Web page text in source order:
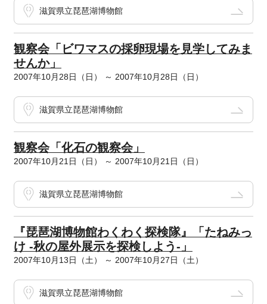
滋賀県立琵琶湖博物館
観察会「ビワマスの採卵現場を見学してみま
せんか」
2007年10月28日（日） ～ 2007年10月28日（日）
滋賀県立琵琶湖博物館
観察会「化石の観察会」
2007年10月21日（日） ～ 2007年10月21日（日）
滋賀県立琵琶湖博物館
『琵琶湖博物館わくわく探検隊』「たねみっ
け -秋の屋外展示を探検しよう-」
2007年10月13日（土） ～ 2007年10月27日（土）
滋賀県立琵琶湖博物館